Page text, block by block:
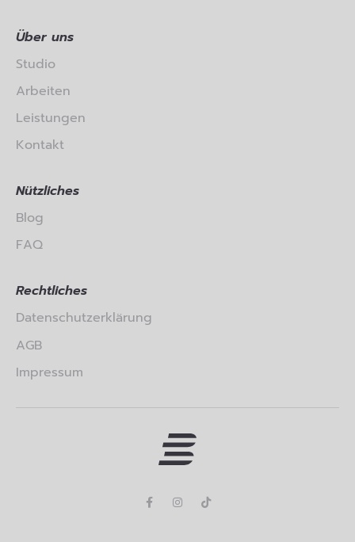
Über uns
Studio
Arbeiten
Leistungen
Kontakt
Nützliches
Blog
FAQ
Rechtliches
Datenschutzerklärung
AGB
Impressum